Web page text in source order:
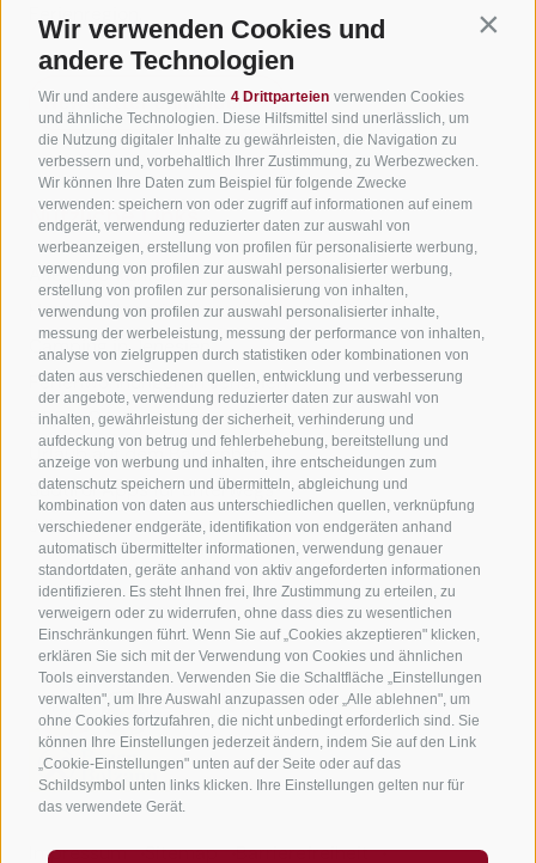
Wir verwenden Cookies und
andere Technologien
Wir und andere ausgewählte 4 Drittparteien verwenden Cookies
und ähnliche Technologien. Diese Hilfsmittel sind unerlässlich, um
die Nutzung digitaler Inhalte zu gewährleisten, die Navigation zu
verbessern und, vorbehaltlich Ihrer Zustimmung, zu Werbezwecken.
Wir können Ihre Daten zum Beispiel für folgende Zwecke
verwenden: speichern von oder zugriff auf informationen auf einem
endgerät, verwendung reduzierter daten zur auswahl von
werbeanzeigen, erstellung von profilen für personalisierte werbung,
verwendung von profilen zur auswahl personalisierter werbung,
erstellung von profilen zur personalisierung von inhalten,
verwendung von profilen zur auswahl personalisierter inhalte,
messung der werbeleistung, messung der performance von inhalten,
analyse von zielgruppen durch statistiken oder kombinationen von
daten aus verschiedenen quellen, entwicklung und verbesserung
der angebote, verwendung reduzierter daten zur auswahl von
inhalten, gewährleistung der sicherheit, verhinderung und
aufdeckung von betrug und fehlerbehebung, bereitstellung und
anzeige von werbung und inhalten, ihre entscheidungen zum
datenschutz speichern und übermitteln, abgleichung und
kombination von daten aus unterschiedlichen quellen, verknüpfung
verschiedener endgeräte, identifikation von endgeräten anhand
automatisch übermittelter informationen, verwendung genauer
standortdaten, geräte anhand von aktiv angeforderten informationen
identifizieren. Es steht Ihnen frei, Ihre Zustimmung zu erteilen, zu
verweigern oder zu widerrufen, ohne dass dies zu wesentlichen
Einschränkungen führt. Wenn Sie auf „Cookies akzeptieren" klicken,
erklären Sie sich mit der Verwendung von Cookies und ähnlichen
Tools einverstanden. Verwenden Sie die Schaltfläche „Einstellungen
verwalten", um Ihre Auswahl anzupassen oder „Alle ablehnen", um
ohne Cookies fortzufahren, die nicht unbedingt erforderlich sind. Sie
können Ihre Einstellungen jederzeit ändern, indem Sie auf den Link
„Cookie-Einstellungen" unten auf der Seite oder auf das
Schildsymbol unten links klicken. Ihre Einstellungen gelten nur für
das verwendete Gerät.
Ferienregion.
Newsletter anmelden
Nützliche Links
Alle Unterkünfte
Hotels in Jenesien
Camping in Jenesien
Ferienwohnungen in Jenesien
B&B - Gästezimmervermieter
Urlaub auf dem Bauernhof
Südtirol Apps für unterwegs
Jobs
Impressum Sitemap Barrierefreiheit